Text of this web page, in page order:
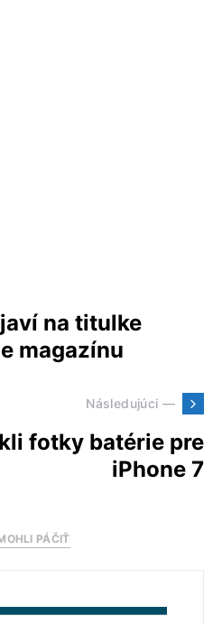
na titulke
magazínu
Následujúci —
fotky batérie pre
iPhone 7
PÁČIŤ